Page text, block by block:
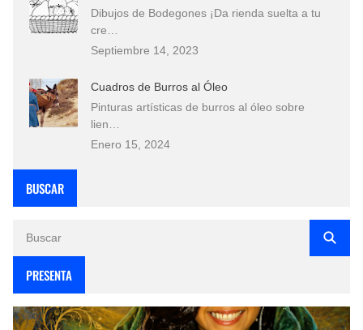
Dibujos de Bodegones ¡Da rienda suelta a tu
cre…
Septiembre 14, 2023
Cuadros de Burros al Óleo
Pinturas artísticas de burros al óleo sobre
lien…
Enero 15, 2024
BUSCAR
PRESENTA